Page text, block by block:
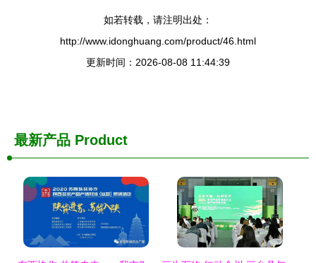
如若转载，请注明出处：
http://www.idonghuang.com/product/46.html
更新时间：2026-08-08 11:44:39
最新产品 Product